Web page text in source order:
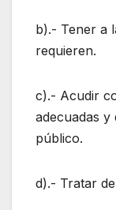
b).- Tener a
requieren.
c).- Acudir
adecuadas y
público.
d).- Tratar